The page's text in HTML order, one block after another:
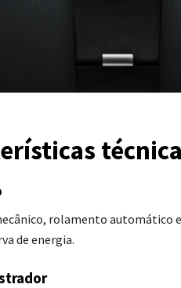
rolamento automático
de energia.